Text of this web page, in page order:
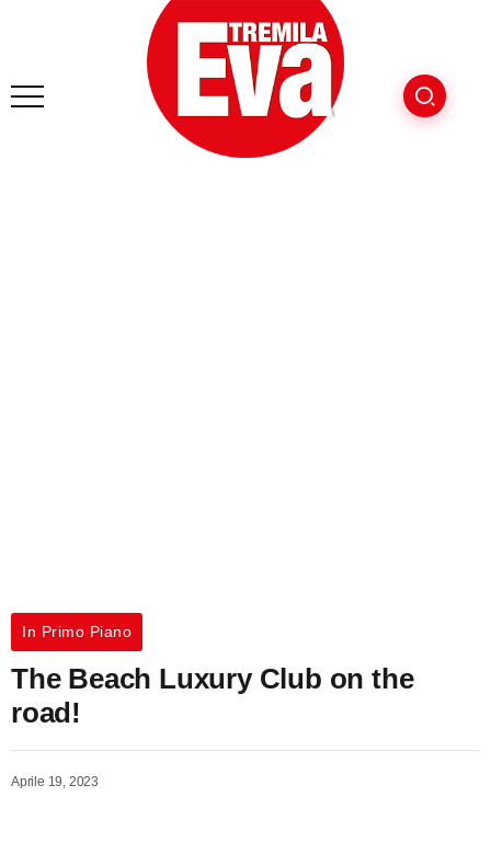
In Primo Piano
The Beach Luxury Club on the
road!
Aprile 19, 2023